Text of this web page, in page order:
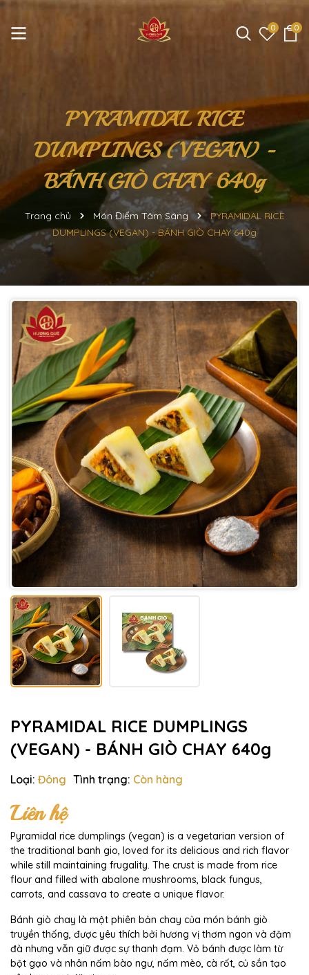
0 0
PYRAMIDAL RICE
DUMPLINGS (VEGAN) -
BÁNH GIÒ CHAY 640g
Trang chủ Món Điểm Tâm Sáng
PYRAMIDAL RICE
DUMPLINGS (VEGAN) - BÁNH GIÒ CHAY 640g
PYRAMIDAL RICE DUMPLINGS
(VEGAN) - BÁNH GIÒ CHAY 640g
Loại: Đông Tình trạng: Còn hàng
Liên hệ
Pyramidal rice dumplings (vegan) is a vegetarian version of
the traditional banh gio, loved for its delicious and rich flavor
while still maintaining frugality. The crust is made from rice
flour and filled with abalone mushrooms, black fungus,
carrots, and cassava to create a unique flavor.
Bánh giò chay là một phiên bản chay của món bánh giò
truyền thống, được yêu thích bởi hương vị thơm ngon và đậm
đà nhưng vẫn giữ được sự thanh đạm. Vỏ bánh được làm từ
bột gạo và nhân nấm bào ngư, nấm mèo, cà rốt, củ sắn tạo